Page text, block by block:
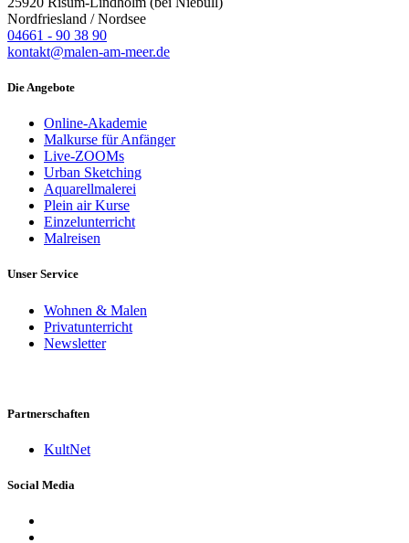
Nordfriesland / Nordsee
04661 - 90 38 90
kontakt@malen-am-meer.de
Die Angebote
Online-Akademie
Malkurse für Anfänger
Live-ZOOMs
Urban Sketching
Aquarellmalerei
Plein air Kurse
Einzelunterricht
Malreisen
Unser Service
Wohnen & Malen
Privatunterricht
Newsletter
Partnerschaften
KultNet
Social Media